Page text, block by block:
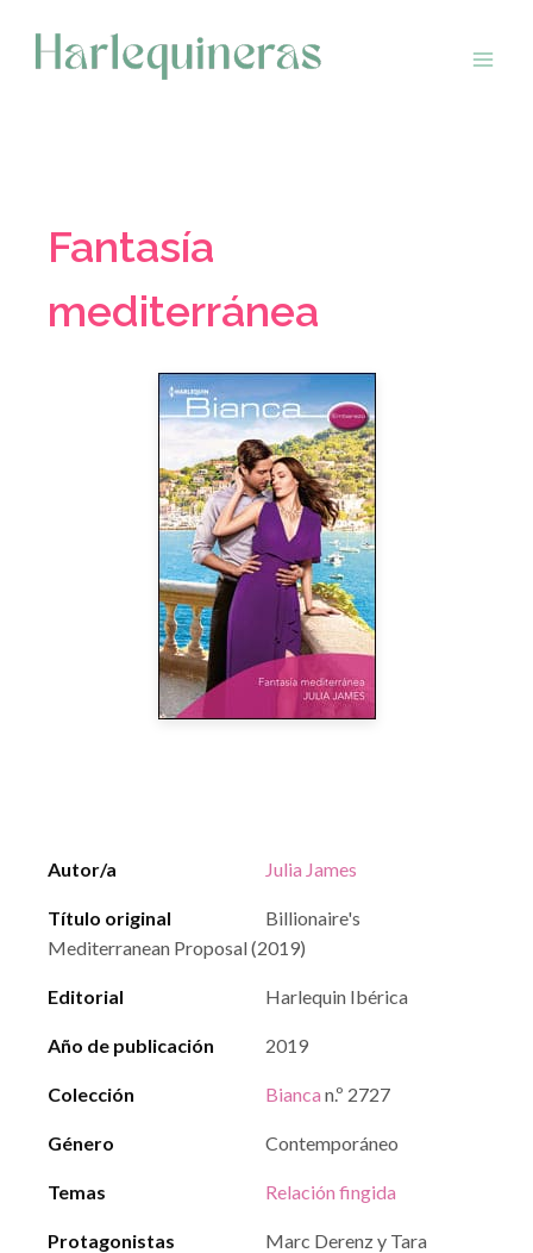
contenido
Fantasía
mediterránea
Autor/a Julia James
Título original
Billionaire's
Mediterranean Proposal (2019)
Editorial Harlequin Ibérica
Año de publicación 2019
Colección Bianca n.º 2727
Género Contemporáneo
Temas Relación fingida
Protagonistas
Marc Derenz y Tara